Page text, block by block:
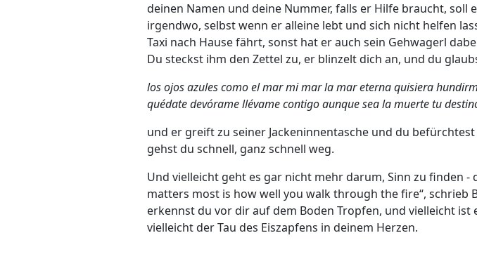
deinen Namen und deine Nummer, falls er Hilfe braucht, soll
irgendwo, selbst wenn er alleine lebt und sich nicht helfen
Taxi nach Hause fährt, sonst hat er auch sein Gehwagerl
Du steckst ihm den Zettel zu, er blinzelt dich an, und du
los ojos azules como el mar mi mar la mar eterna quisiera
quédate devórame llévame contigo aunque sea la muerte tu
und er greift zu seiner Jackeninnentasche und du
gehst du schnell, ganz schnell weg.
Und vielleicht geht es gar nicht mehr darum, Sinn zu finden
matters most is how well you walk through the fire“, schrieb
erkennst du vor dir auf dem Boden Tropfen, und vielleicht ist
vielleicht der Tau des Eiszapfens in deinem Herzen.